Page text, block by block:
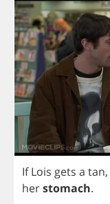
If Lois gets a tan,
herstomach.